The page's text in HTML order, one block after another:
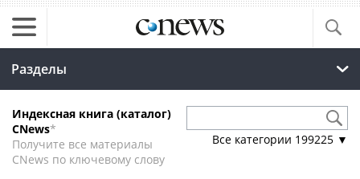
Разделы
Индексная книга (каталог)
CNews*
Получите все материалы
CNews по ключевому слову
Все категории 199225 ▼